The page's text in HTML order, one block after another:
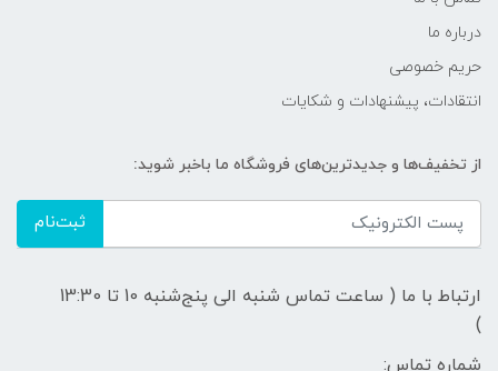
درباره ما
حریم خصوصی
انتقادات، پیشنهادات و شکایات
از تخفیف‌ها و جدیدترین‌های فروشگاه ما باخبر شوید:
ثبت‌نام
ارتباط با ما ( ساعت تماس شنبه الی پنج‌شنبه 10 تا 13:30
)
شماره تماس: